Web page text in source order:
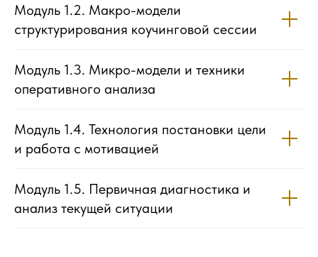
Модуль 1.2. Макро-модели
структурирования коучинговой сессии
Модуль 1.3. Микро-модели и техники
оперативного анализа
Модуль 1.4. Технология постановки цели
и работа с мотивацией
Модуль 1.5. Первичная диагностика и
анализ текущей ситуации